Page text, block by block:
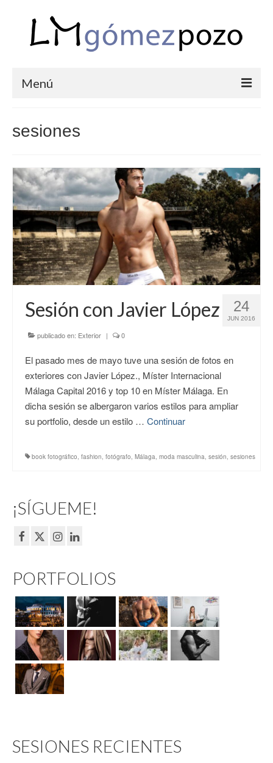
Menú
COMUNIONES
CORPORATIVAS
SEMANA SANTA
BLOG
SOBRE LM
sesiones
24
JUN 2016
Sesión con Javier López
publicado en: Exterior | 0
El pasado mes de mayo tuve una sesión de fotos en
exteriores con Javier López., Míster Internacional
Málaga Capital 2016 y top 10 en Míster Málaga. En
dicha sesión se albergaron varios estilos para ampliar
su portfolio, desde un estilo … Continuar
book fotográfico, fashion, fotógrafo, Málaga, moda masculina, sesión, sesiones
¡SÍGUEME!
PORTFOLIOS
SESIONES RECIENTES